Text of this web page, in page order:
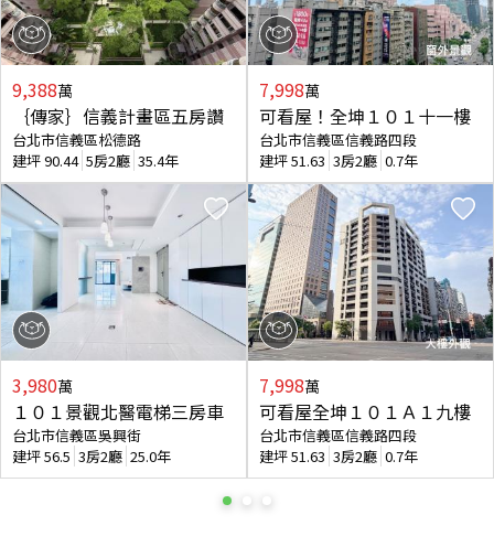
9,388萬
｛傳家｝信義計畫區五房讚
台北市信義區松德路
建坪90.44 5房2廳 35.4年
3,980萬
１０１景觀北醫電梯三房車
台北市信義區吳興街
建坪56.5 3房2廳 25.0年
7,998萬
可看屋！全坤１０１十一樓
台北市信義區信義路四段
建坪51.63 3房2廳 0.7年
7,998萬
可看屋全坤１０１Ａ１九樓
台北市信義區信義路四段
建坪51.63 3房2廳 0.7年